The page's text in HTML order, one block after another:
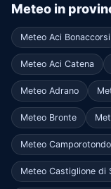
Meteo in
Meteo Aci Bonaccorsi
Meteo Aci Catena
Meteo Adrano
Meteo Bronte
Meteo
Meteo Castiglione di